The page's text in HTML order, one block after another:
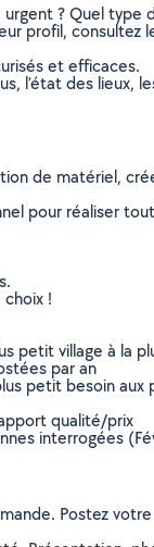
? Quel
profil,
et efficaces.
l’état des
de matériel,
pour réaliser
!
village à la
par an
petit besoin aux
qualité/prix
interrogées
Postez